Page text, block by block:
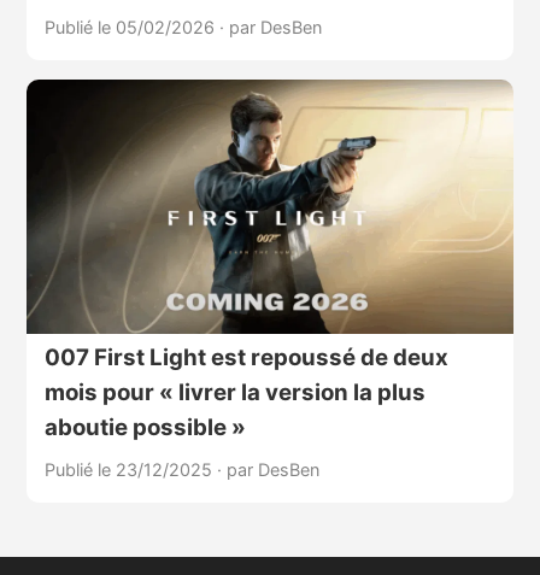
Publié le 05/02/2026 · par DesBen
007 First Light est repoussé de deux
mois pour « livrer la version la plus
aboutie possible »
Publié le 23/12/2025 · par DesBen